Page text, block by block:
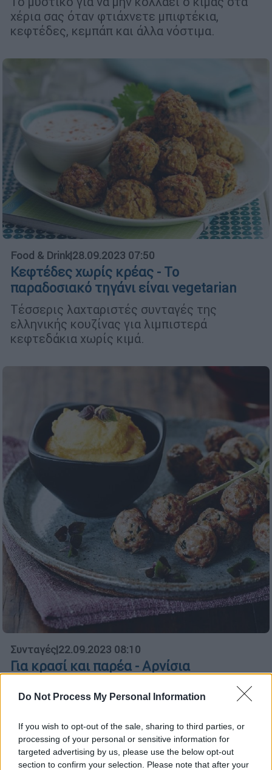
Do Not Process My Personal Information
If you wish to opt-out of the sale, sharing to third parties, or
processing of your personal or sensitive information for
targeted advertising by us, please use the below opt-out
section to confirm your selection. Please note that after your
χέρια σας όταν φτιάχνετε μπιφτέκια,
κεφτέδες, κεμπάπ και άλλα νόστιμα.
Food & Drink|28.09.2023 07:50
Κεφτέδες χωρίς κρέας - Το
παραδοσιακό τηγάνι είναι vegetarian
Τέσσερις λαχταριστές συνταγές της
ελληνικής κουζίνας για λιμπιστερά
κεφτεδάκια χωρίς κιμά.
Συνταγές|22.09.2023 08:10
Για κρασί και παρέα - Αρνίσια
κεφτεδάκια με πουρέ καρότου, πατάτας,
καπνιστού τυριού